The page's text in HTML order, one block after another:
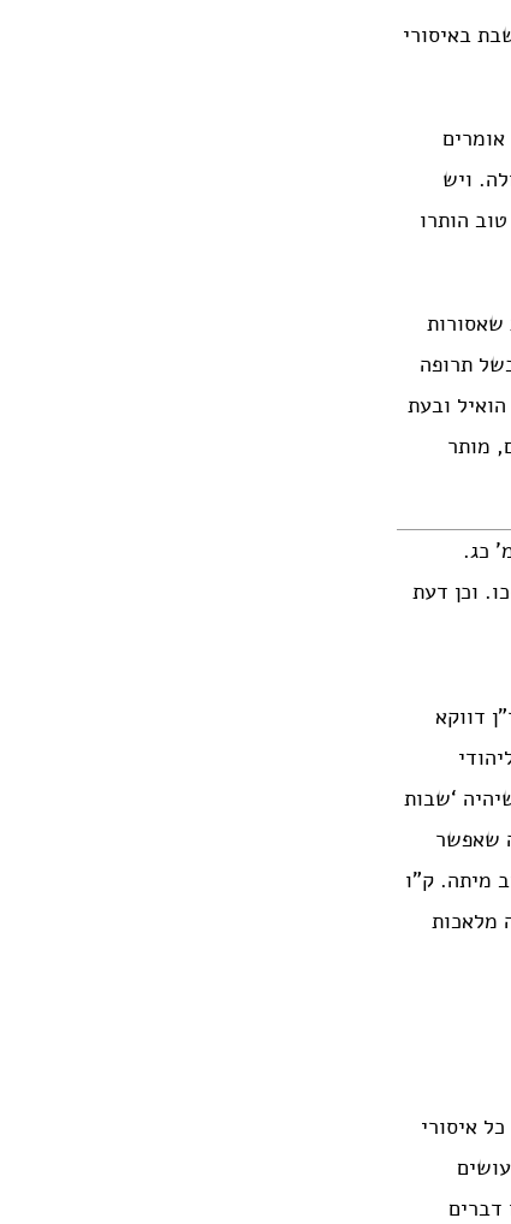
באיסורי
ויש
הותרו
שאסורות
תרופה
ובעת
מותר
כג.
וכן דעת
דווקא
‘שבות
2). אולם ביו”ט נראה שאפשר
מיתה. ק”ו
מלאכות
איסורי
דברים